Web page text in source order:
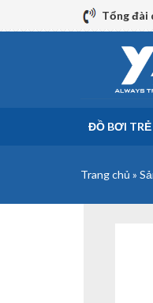
to
Tổng đài
ĐỒ BƠI TRẺ
Trang chủ »